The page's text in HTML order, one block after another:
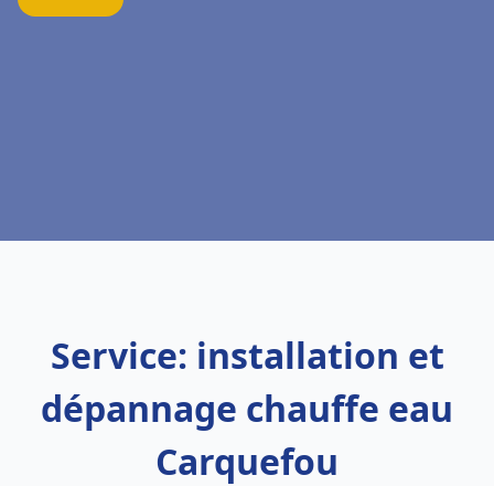
Service: installation et
dépannage chauffe eau
Carquefou